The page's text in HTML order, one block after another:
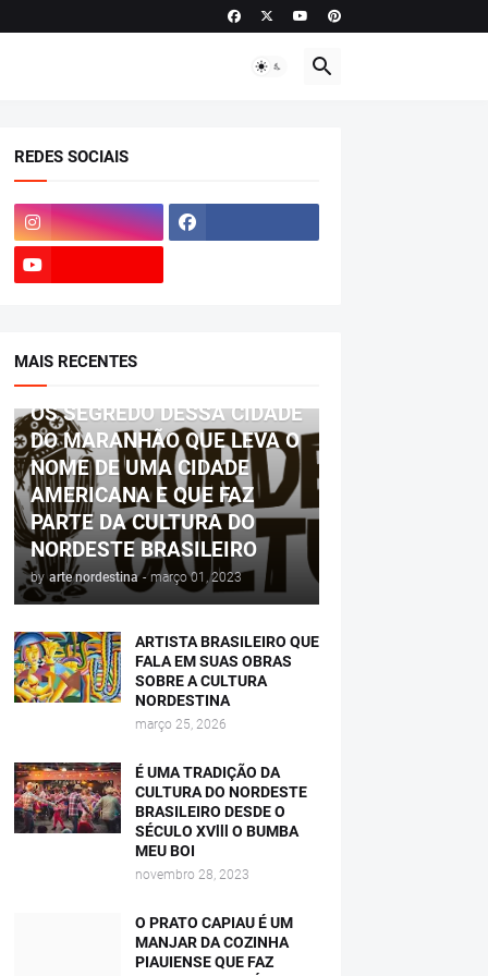
REDES SOCIAIS
MAIS RECENTES
OS SEGREDO DESSA CIDADE
DO MARANHÃO QUE LEVA O
NOME DE UMA CIDADE
AMERICANA E QUE FAZ
PARTE DA CULTURA DO
NORDESTE BRASILEIRO
by arte nordestina - março 01, 2023
ARTISTA BRASILEIRO QUE
FALA EM SUAS OBRAS
SOBRE A CULTURA
NORDESTINA
março 25, 2026
É UMA TRADIÇÃO DA
CULTURA DO NORDESTE
BRASILEIRO DESDE O
SÉCULO XVlll O BUMBA
MEU BOI
novembro 28, 2023
O PRATO CAPIAU É UM
MANJAR DA COZINHA
PIAUIENSE QUE FAZ